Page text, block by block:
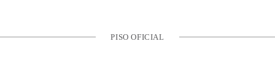
PISO OFICIAL